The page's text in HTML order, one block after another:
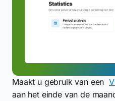
Maakt u gebruik van een
aan het einde van de